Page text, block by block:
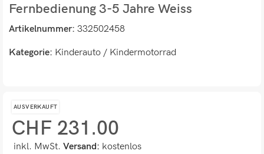
Fernbedienung 3-5 Jahre Weiss
Artikelnummer: 332502458
Kategorie: Kinderauto / Kindermotorrad
AUSVERKAUFT
CHF 231.00
inkl. MwSt. Versand: kostenlos